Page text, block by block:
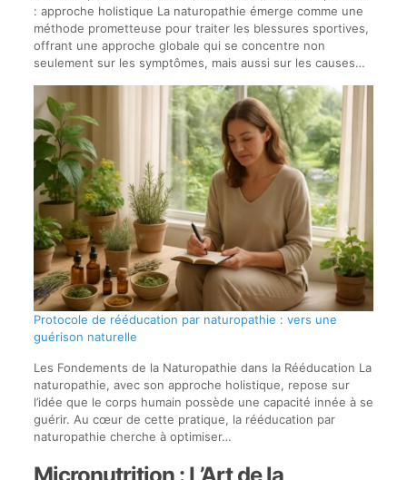
: approche holistique La naturopathie émerge comme une
méthode prometteuse pour traiter les blessures sportives,
offrant une approche globale qui se concentre non
seulement sur les symptômes, mais aussi sur les causes…
Protocole de rééducation par naturopathie : vers une
guérison naturelle
Les Fondements de la Naturopathie dans la Rééducation La
naturopathie, avec son approche holistique, repose sur
l’idée que le corps humain possède une capacité innée à se
guérir. Au cœur de cette pratique, la rééducation par
naturopathie cherche à optimiser…